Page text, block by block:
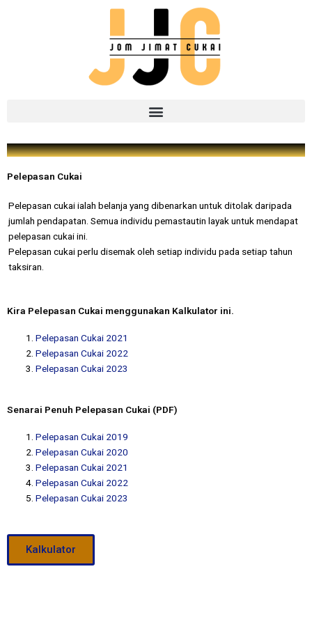
Pelepasan Cukai
Pelepasan cukai ialah belanja yang dibenarkan untuk ditolak daripada
jumlah pendapatan. Semua individu pemastautin layak untuk mendapat
pelepasan cukai ini.
Pelepasan cukai perlu disemak oleh setiap individu pada setiap tahun
taksiran.
Kira Pelepasan Cukai menggunakan Kalkulator ini.
Pelepasan Cukai 2021
Pelepasan Cukai 2022
Pelepasan Cukai 2023
Senarai Penuh Pelepasan Cukai (PDF)
Pelepasan Cukai 2019
Pelepasan Cukai 2020
Pelepasan Cukai 2021
Pelepasan Cukai 2022
Pelepasan Cukai 2023
Kalkulator